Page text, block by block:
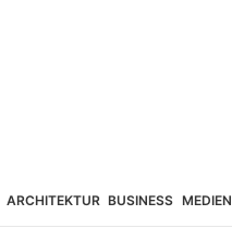
ARCHITEKTUR BUSINESS MEDIEN